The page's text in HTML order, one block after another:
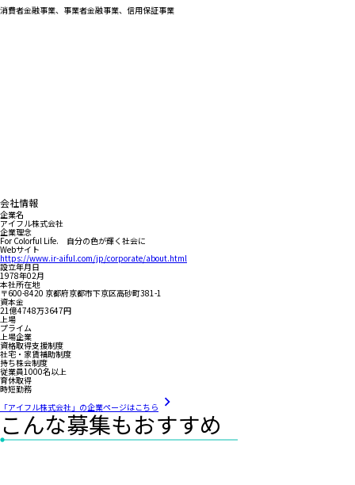
消費者金融事業、事業者金融事業、信用保証事業
会社情報
企業名
アイフル株式会社
企業理念
For Colorful Life. 自分の色が輝く社会に
Webサイト
https://www.ir-aiful.com/jp/corporate/about.html
設立年月日
1978年02月
本社所在地
〒600-8420 京都府京都市下京区高砂町381-1
資本金
21億4748万3647円
上場
プライム
上場企業
資格取得支援制度
社宅・家賃補助制度
持ち株会制度
従業員1000名以上
育休取得
時短勤務
「アイフル株式会社」の企業ページはこちら
こんな募集もおすすめ